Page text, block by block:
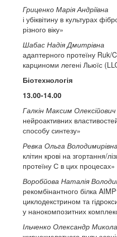
Гриценко Марія Андріївна
і убіквітину в культурах
різного віку»
Шабас Надія
адаптерного протеїну Ruk/
карциноми легені Льюїс
Біотехнологія
13.00-14.00
Галкін Максим Олексійович
нейроактивних
способу синтезу»
Ревка Ольга
клітин крові на згортання/
протеїну С в цих процесах»
Воробйова Наталія
рекомбінантного білка
циклодекстрином та
у нанокомпозитних
Ільченко Олександр